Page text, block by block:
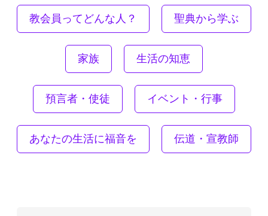
教会員ってどんな人？ 聖典から学ぶ
家族 生活の知恵
預言者・使徒 イベント・行事
あなたの生活に福音を 伝道・宣教師